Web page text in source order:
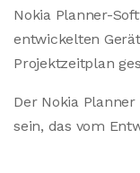
Nokia Planner-
entwickelten
Projektzeitplan
Der Nokia
sein, das vom